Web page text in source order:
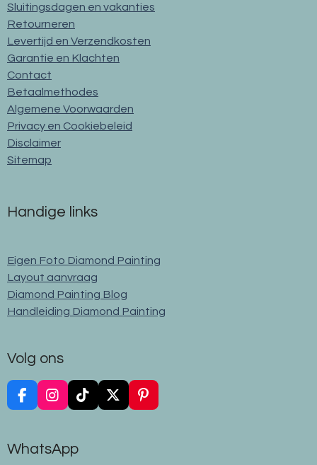
Sluitingsdagen en vakanties
Retourneren
Levertijd en Verzendkosten
Garantie en Klachten
Contact
Betaalmethodes
Algemene Voorwaarden
Privacy en Cookiebeleid
Disclaimer
Sitemap
Handige links
Eigen Foto Diamond Painting
Layout aanvraag
Diamond Painting Blog
Handleiding Diamond Painting
Volg ons
F
a
e
b
I
n
a
T
i
X
P
i
WhatsApp